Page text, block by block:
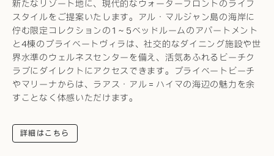
新たなリゾート地に、現代的なウォーターフロントのライフ
スタイルをご提案いたします。アル・マルジャン島の海岸に
佇む限定コレクションの1～5ベッドルームのアパートメント
と4棟のプライベートヴィラは、社交的なダイニング施設や世
界水準のウェルネスセンターを備え、活気あふれるビーチク
ラブにダイレクトにアクセスできます。プライベートビーチ
やマリーナからは、ラアス・アル＝ハイマの海辺の魅力を余
すことなく体感いただけます。
詳細はこちら